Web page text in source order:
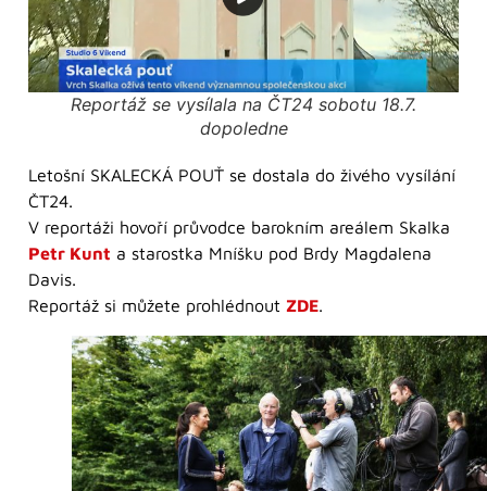
Reportáž se vysílala na ČT24 sobotu 18.7.
dopoledne
Letošní SKALECKÁ POUŤ se dostala do živého vysílání
ČT24.
V reportáži hovoří průvodce barokním areálem Skalka
Petr Kunt a starostka Mníšku pod Brdy Magdalena
Davis.
Reportáž si můžete prohlédnout ZDE